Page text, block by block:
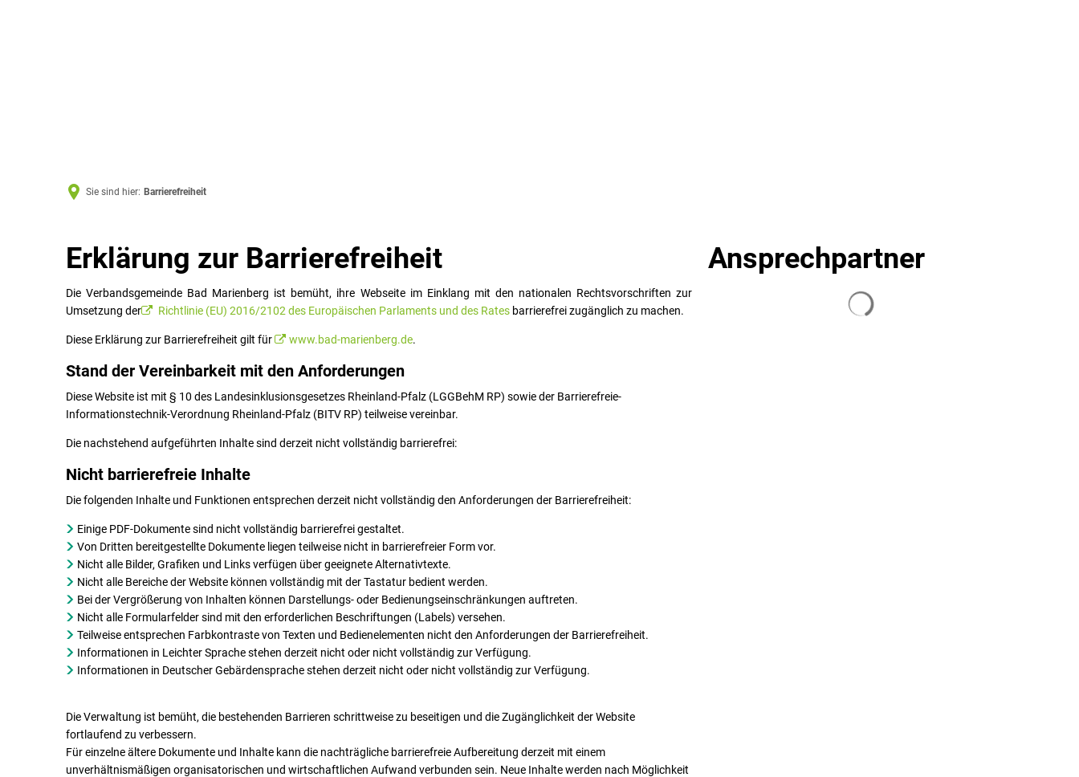
Sie sind hier: Barrierefreiheit
Barrierefreiheit
Erklärung zur Barrierefreiheit
Die Verbandsgemeinde Bad Marienberg ist bemüht, ihre Webseite im Einklang mit den nationalen Rechtsvorschriften zur
Umsetzung der
Richtlinie (EU) 2016/2102 des Europäischen Parlaments und des Ratesbarrierefrei zugänglich zu machen.
Diese Erklärung zur Barrierefreiheit gilt für www.bad-marienberg.de.
Stand der Vereinbarkeit mit den Anforderungen
Diese Website ist mit § 10 des Landesinklusionsgesetzes Rheinland-Pfalz (LGGBehM RP) sowie der Barrierefreie-
Informationstechnik-Verordnung Rheinland-Pfalz (BITV RP) teilweise vereinbar.
Die nachstehend aufgeführten Inhalte sind derzeit nicht vollständig barrierefrei:
Nicht barrierefreie Inhalte
Die folgenden Inhalte und Funktionen entsprechen derzeit nicht vollständig den Anforderungen der Barrierefreiheit:
Einige PDF-Dokumente sind nicht vollständig barrierefrei gestaltet.
Von Dritten bereitgestellte Dokumente liegen teilweise nicht in barrierefreier Form vor.
Nicht alle Bilder, Grafiken und Links verfügen über geeignete Alternativtexte.
Nicht alle Bereiche der Website können vollständig mit der Tastatur bedient werden.
Bei der Vergrößerung von Inhalten können Darstellungs- oder Bedienungseinschränkungen auftreten.
Nicht alle Formularfelder sind mit den erforderlichen Beschriftungen (Labels) versehen.
Teilweise entsprechen Farbkontraste von Texten und Bedienelementen nicht den Anforderungen der Barrierefreiheit.
Informationen in Leichter Sprache stehen derzeit nicht oder nicht vollständig zur Verfügung.
Informationen in Deutscher Gebärdensprache stehen derzeit nicht oder nicht vollständig zur Verfügung.
Die Verwaltung ist bemüht, die bestehenden Barrieren schrittweise zu beseitigen und die Zugänglichkeit der Website
fortlaufend zu verbessern.
Für einzelne ältere Dokumente und Inhalte kann die nachträgliche barrierefreie Aufbereitung derzeit mit einem
unverhältnismäßigen organisatorischen und wirtschaftlichen Aufwand verbunden sein. Neue Inhalte werden nach Möglichkeit
Ansprechpartner